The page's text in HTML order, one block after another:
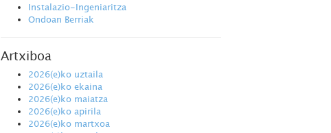
Instalazio-Ingeniaritza
Ondoan Berriak
Artxiboa
2026(e)ko uztaila
2026(e)ko ekaina
2026(e)ko maiatza
2026(e)ko apirila
2026(e)ko martxoa